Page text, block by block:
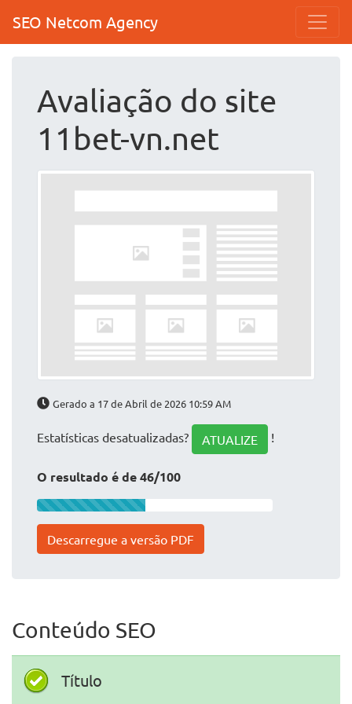
SEO Netcom Agency
Avaliação do site
11bet-vn.net
Gerado a 17 de Abril de 2026 10:59 AM
Estatísticas desatualizadas? ATUALIZE !
O resultado é de 46/100
Descarregue a versão PDF
Conteúdo SEO
Título